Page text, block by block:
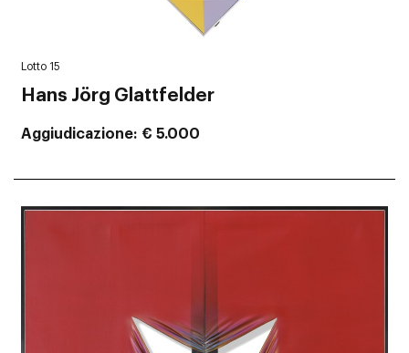
Lotto 15
Hans Jörg Glattfelder
Aggiudicazione € 5.000